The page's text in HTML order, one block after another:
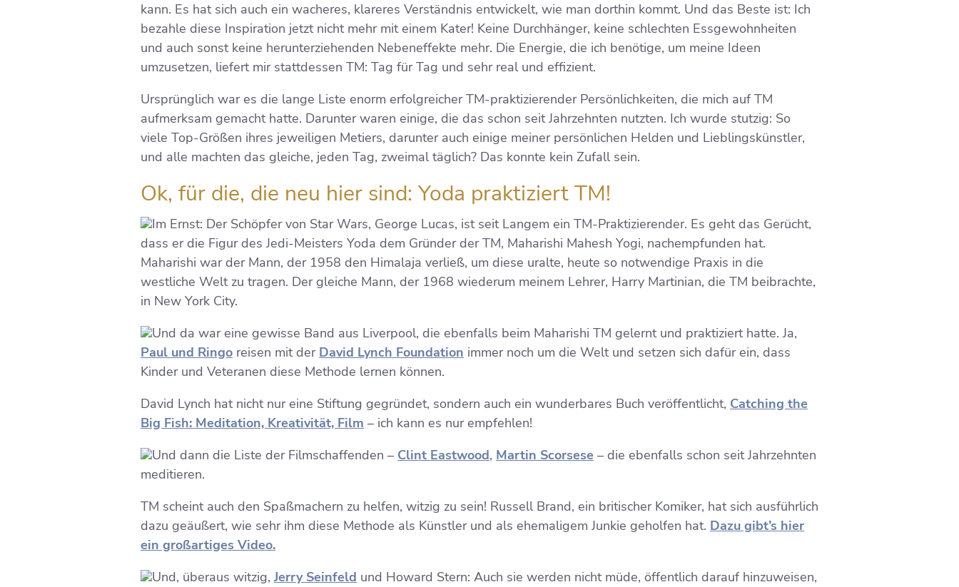
kann. Es hat sich auch ein wacheres, klareres Verständnis entwickelt, wie man dorthin kommt. Und das Beste ist: Ich
bezahle diese Inspiration jetzt nicht mehr mit einem Kater! Keine Durchhänger, keine schlechten Essgewohnheiten
und auch sonst keine herunterziehenden Nebeneffekte mehr. Die Energie, die ich benötige, um meine Ideen
umzusetzen, liefert mir stattdessen TM: Tag für Tag und sehr real und effizient.
Ursprünglich war es die lange Liste enorm erfolgreicher TM-praktizierender Persönlichkeiten, die mich auf TM
aufmerksam gemacht hatte. Darunter waren einige, die das schon seit Jahrzehnten nutzten. Ich wurde stutzig: So
viele Top-Größen ihres jeweiligen Metiers, darunter auch einige meiner persönlichen Helden und Lieblingskünstler,
und alle machten das gleiche, jeden Tag, zweimal täglich? Das konnte kein Zufall sein.
Ok, für die, die neu hier sind: Yoda praktiziert TM!
Im Ernst: Der Schöpfer von Star Wars, George Lucas, ist seit Langem ein TM-Praktizierender. Es geht das Gerücht,
dass er die Figur des Jedi-Meisters Yoda dem Gründer der TM, Maharishi Mahesh Yogi, nachempfunden hat.
Maharishi war der Mann, der 1958 den Himalaja verließ, um diese uralte, heute so notwendige Praxis in die
westliche Welt zu tragen. Der gleiche Mann, der 1968 wiederum meinem Lehrer, Harry Martinian, die TM beibrachte,
in New York City.
Und da war eine gewisse Band aus Liverpool, die ebenfalls beim Maharishi TM gelernt und praktiziert hatte. Ja,
Paul und Ringo reisen mit der David Lynch Foundation immer noch um die Welt und setzen sich dafür ein, dass
Kinder und Veteranen diese Methode lernen können.
David Lynch hat nicht nur eine Stiftung gegründet, sondern auch ein wunderbares Buch veröffentlicht, Catching the
Big Fish: Meditation, Kreativität, Film – ich kann es nur empfehlen!
Und dann die Liste der Filmschaffenden – Clint Eastwood, Martin Scorsese – die ebenfalls schon seit Jahrzehnten
meditieren.
TM scheint auch den Spaßmachern zu helfen, witzig zu sein! Russell Brand, ein britischer Komiker, hat sich ausführlich
dazu geäußert, wie sehr ihm diese Methode als Künstler und als ehemaligem Junkie geholfen hat. Dazu gibt’s hier
ein großartiges Video.
Und, überaus witzig, Jerry Seinfeld und Howard Stern: Auch sie werden nicht müde, öffentlich darauf hinzuweisen,